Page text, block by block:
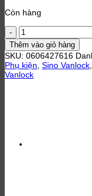
Còn hàng
Cầu
dao
an
toàn
20A
Sino
Thêm vào giỏ hàng
SKU: 0606427616
Phụ kiện Sino Vanlock
Vanlock